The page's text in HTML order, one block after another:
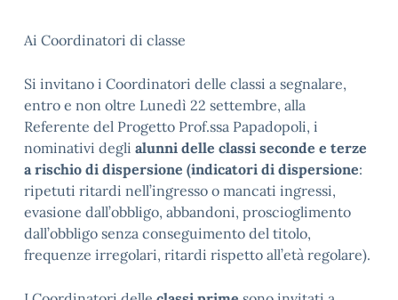
Ai Coordinatori di classe
Si invitano i Coordinatori delle classi a segnalare,
entro e non oltre Lunedì 22 settembre, alla
Referente del Progetto Prof.ssa Papadopoli, i
nominativi degli alunni delle classi seconde e terze
a rischio di dispersione (indicatori di dispersione:
ripetuti ritardi nell’ingresso o mancati ingressi,
evasione dall’obbligo, abbandoni, proscioglimento
dall’obbligo senza conseguimento del titolo,
frequenze irregolari, ritardi rispetto all’età regolare).